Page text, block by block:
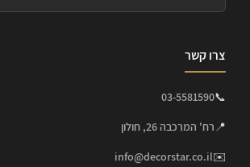
צרו קשר
📞
03-5581590
📍רח' המרכבה 26, חולון
✉️
info@decorstar.co.il